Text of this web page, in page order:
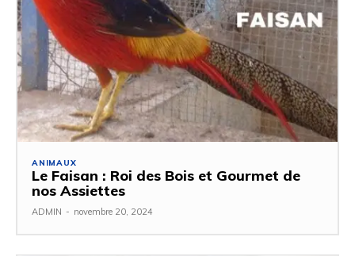
ANIMAUX
Le Faisan : Roi des Bois et Gourmet de
nos Assiettes
ADMIN - novembre 20, 2024